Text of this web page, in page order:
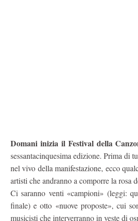
Domani inizia il Festival della
sessantacinquesima edizione. Prima di
nel vivo della manifestazione, ecco
artisti che andranno a comporre la rosa
Ci saranno venti «campioni» (leggi:
finale) e otto «nuove proposte», cui
musicisti che interverranno in veste di